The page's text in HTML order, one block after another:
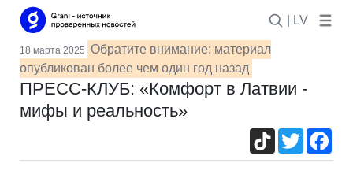
| LV
18 марта 2025 Обратите внимание: материал
опубликован более чем один год назад
ПРЕСС-КЛУБ: «Комфорт в Латвии -
мифы и реальность»
TikTokTwitter